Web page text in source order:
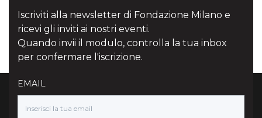
Iscriviti alla newsletter di Fondazione Milano e
ricevi gli inviti ai nostri eventi.
Quando invii il modulo, controlla la tua inbox
per confermare l'iscrizione.
EMAIL